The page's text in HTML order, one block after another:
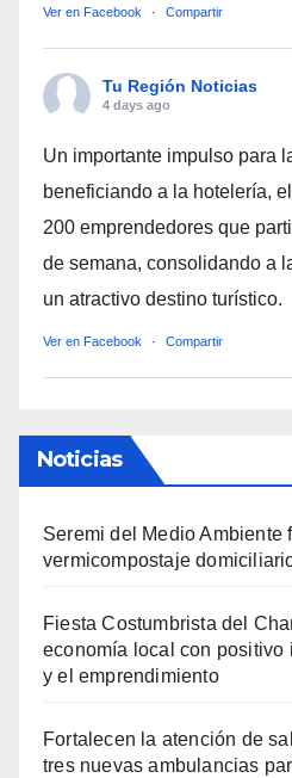
Ver en Facebook · Compartir
Tu Región Noticias
4 days ago
Un importante impulso para
beneficiando a la hotelería,
200 emprendedores que
de semana, consolidando a
un atractivo destino turístico.
Ver en Facebook · Compartir
Noticias
Seremi del Medio Ambiente
vermicompostaje
Fiesta Costumbrista del
economía local con positivo
y el emprendimiento
Fortalecen la atención de
tres nuevas ambulancias